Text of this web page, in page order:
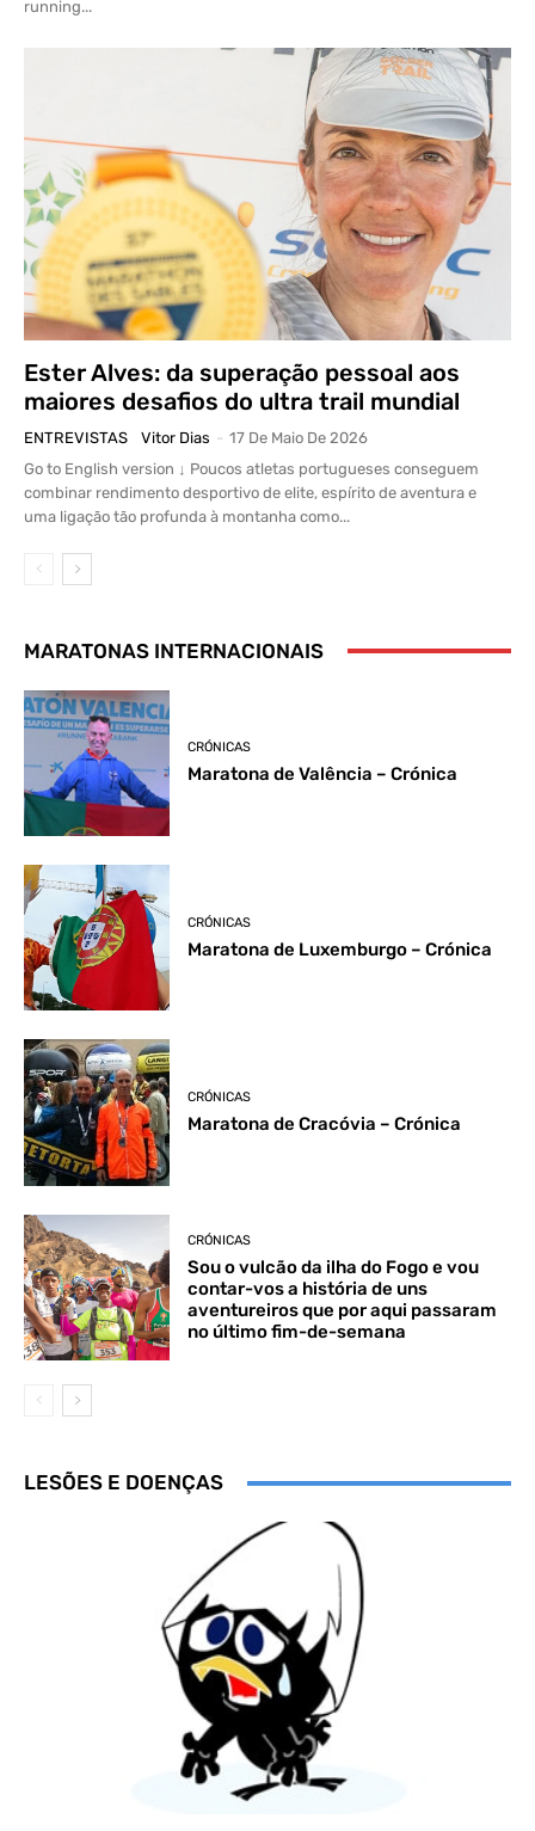
running...
Ester Alves: da superação pessoal aos
maiores desafios do ultra trail mundial
ENTREVISTAS Vitor Dias - 17 De Maio De 2026
Go to English version ↓ Poucos atletas portugueses conseguem
combinar rendimento desportivo de elite, espírito de aventura e
uma ligação tão profunda à montanha como...
MARATONAS INTERNACIONAIS
CRÓNICAS
Maratona de Valência – Crónica
CRÓNICAS
Maratona de Luxemburgo – Crónica
CRÓNICAS
Maratona de Cracóvia – Crónica
CRÓNICAS
Sou o vulcão da ilha do Fogo e vou
contar-vos a história de uns
aventureiros que por aqui passaram
no último fim-de-semana
LESÕES E DOENÇAS